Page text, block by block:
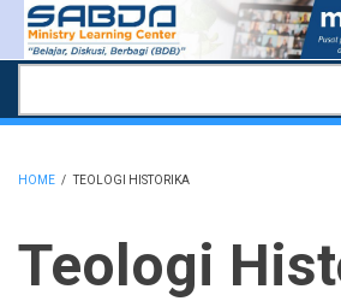
Skip
content
HOME / TEOLOGI HISTORIKA
Teologi